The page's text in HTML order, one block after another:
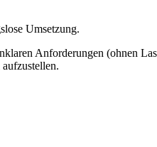
Umsetzung.
Anforderungen (ohnen